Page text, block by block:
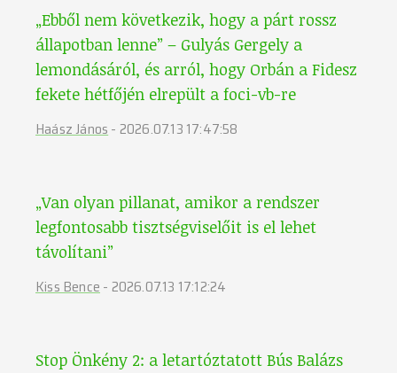
„Ebből nem következik, hogy a párt rossz
állapotban lenne” – Gulyás Gergely a
lemondásáról, és arról, hogy Orbán a Fidesz
fekete hétfőjén elrepült a foci-vb-re
Haász János - 2026.07.13 17:47:58
„Van olyan pillanat, amikor a rendszer
legfontosabb tisztségviselőit is el lehet
távolítani”
Kiss Bence - 2026.07.13 17:12:24
Stop Önkény 2: a letartóztatott Bús Balázs